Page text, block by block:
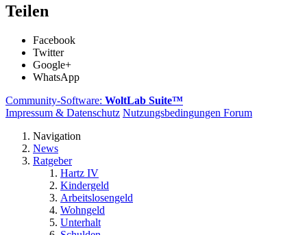
Teilen
Facebook
Twitter
Google+
WhatsApp
Community-Software: WoltLab Suite™
Impressum & Datenschutz Nutzungsbedingungen Forum
Navigation
News
Ratgeber
Hartz IV
Kindergeld
Arbeitslosengeld
Wohngeld
Unterhalt